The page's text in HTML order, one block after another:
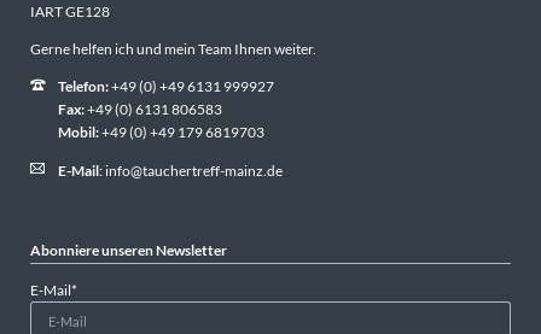
IART GE128
Gerne helfen ich und mein Team Ihnen weiter.
Telefon:+49 (0) +49 6131 999927
Fax:+49 (0) 6131 806583
Mobil:+49 (0) +49 179 6819703
E-Mail: info@tauchertreff-mainz.de
Abonniere unseren Newsletter
Pflichtfeld
E-Mail*